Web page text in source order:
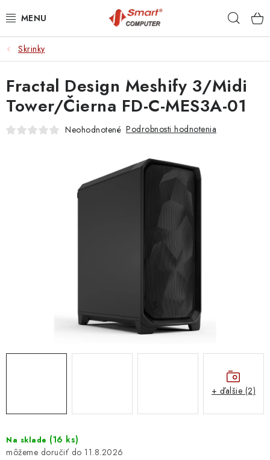
na
NOTEBOOKY
MOBILNÉ ZARIADENIA
PC A KOMPONENTY
Skrinky
Na sklade (16 ks)
11.8.2026
Fractal Design Meshify 3/Midi
Tower/Čierna FD-C-MES3A-01
Neohodnotené Podrobnosti hodnotenia
+ ďalšie (2)